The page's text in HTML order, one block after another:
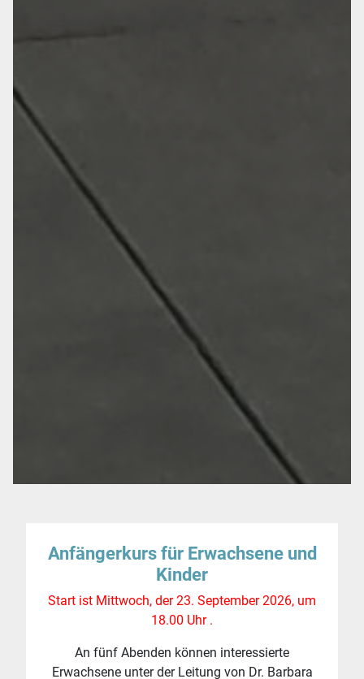
Anfängerkurs für Erwachsene und
Kinder
Start ist Mittwoch, der 23. September 2026, um
18.00 Uhr .
An fünf Abenden können interessierte
Erwachsene unter der Leitung von Dr. Barbara